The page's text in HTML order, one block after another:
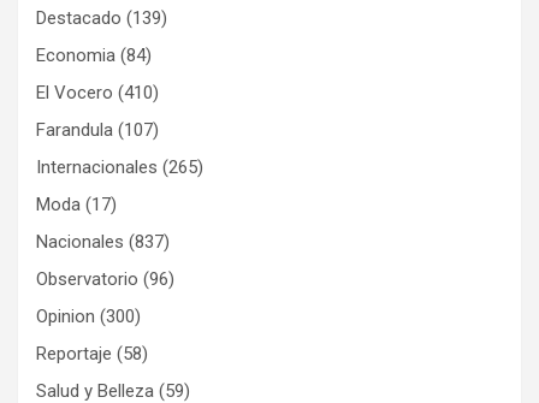
Destacado (139)
Economia (84)
El Vocero (410)
Farandula (107)
Internacionales (265)
Moda (17)
Nacionales (837)
Observatorio (96)
Opinion (300)
Reportaje (58)
Salud y Belleza (59)